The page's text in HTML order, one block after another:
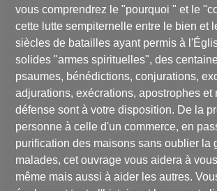
vous comprendrez le "pourquoi " et le
cette lutte sempiternelle entre le bien et
siècles de batailles ayant permis à
solides "armes spirituelles", des
psaumes, bénédictions, conjurations,
adjurations, exécrations, apostrophes et
défense sont à votre disposition. De la
personne à celle d'un commerce, en
purification des maisons sans oublier la
malades, cet ouvrage vous aidera à
même mais aussi à aider les autres.